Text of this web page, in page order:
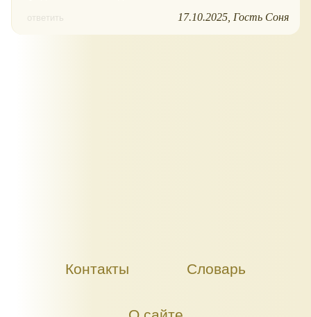
ответить 17.10.2025 Гость Соня
Контакты Словарь